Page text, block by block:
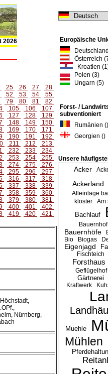
2026
Europäische
Österreich
Kroatien
Polen (3)
Ungarn (5)
Forst- /
subventioniert
Rumänien ()
Georgien ()
Unsere
Acker
Ackerland
Alleinlage
kloster
Am
Bachlauf
Bauernhöfe
Bio
Biogas
Eigenjagd
Fischteich
Forsthaus
Geflügelhof
Gärtnerei
Kraftwerk
Muehle
Mühlen
25 26 27
28
52 53 54
55
79 80 81
82
105 106
107
127 128
129
148 149
150
169 170
171
190 191
192
211 212
213
232 233
234
253 254
255
274 275
276
295 296
297
316 317
318
337 338
339
358 359
360
379 380
381
400 401
402
419 420 421
Nürnberg,